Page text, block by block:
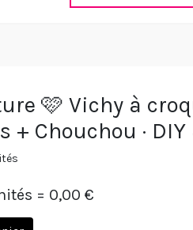
🩷 Vichy à
+ Chouchou · DIY
= 0,00 €